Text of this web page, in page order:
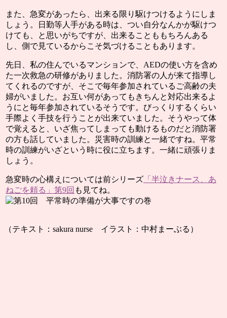
また、 急変があったら、出来る限り駆けつけるようにしま
しょう。
日勤等人手がある時は、つい自分なんかが駆けつ
けても、と思いがちですが、出来ることももちろんある
し、 側で見ているからこそ気づけることもあります。
先日、私の住んでいるマンションで、AEDの使い方を含め
た一次救急の研修がありました。消防署の人が来て指導し
てくれるのですが、そこで毎年参加されているご高齢の夫
婦がいました。お互い何があってもきちんと対応出来るよ
うにと毎年参加されているそうです。びっくりするくらい
手際よく手技を行うことが出来ていました。そうやって体
で覚えると、いざ焦ってしまっても動けるものだと消防署
の方も話していました。災害時の訓練と一緒ですね。 平常
時の訓練がいざという時に役に立ちます。一緒に頑張りま
しょう。
急変時の心構えについては前シリーズ 「半泣きナース、あ
ねごを頼る」第9回 も見てね。
（テキスト：sakura nurse イラスト：中村まーぶる）